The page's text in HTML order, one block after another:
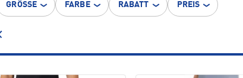
GRÖSSE FARBE RABATT PREIS